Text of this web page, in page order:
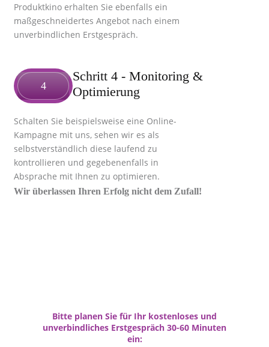
Produktkino erhalten Sie ebenfalls ein
maßgeschneidertes Angebot nach einem
unverbindlichen Erstgespräch.
4
Schritt 4 - Monitoring &
Optimierung
Schalten Sie beispielsweise eine Online-
Kampagne mit uns, sehen wir es als
selbstverständlich diese laufend zu
kontrollieren und gegebenenfalls in
Absprache mit Ihnen zu optimieren.
Wir überlassen Ihren Erfolg nicht dem Zufall!
Bitte planen Sie für Ihr kostenloses und
unverbindliches Erstgespräch 30-60 Minuten
ein: